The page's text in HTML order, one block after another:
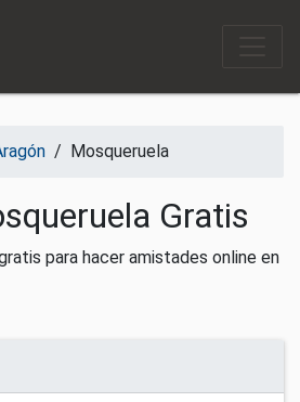
/ Mosqueruela
Gratis
para hacer amistades online en